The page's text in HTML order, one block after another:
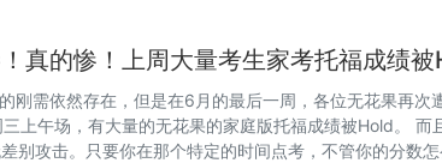
真的惨！上周大量考生家考托福成绩被
刚需依然存在，但是在6月的最后一周，各位无花果再次
上午场，有大量的无花果的家庭版托福成绩被Hold。 而
别攻击。只要你在那个特定的时间点考，不管你的分数